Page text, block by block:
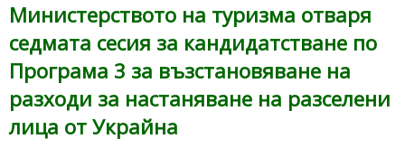
Министерството на туризма отваря
седмата сесия за кандидатстване по
Програма 3 за възстановяване на
разходи за настаняване на разселени
лица от Украйна